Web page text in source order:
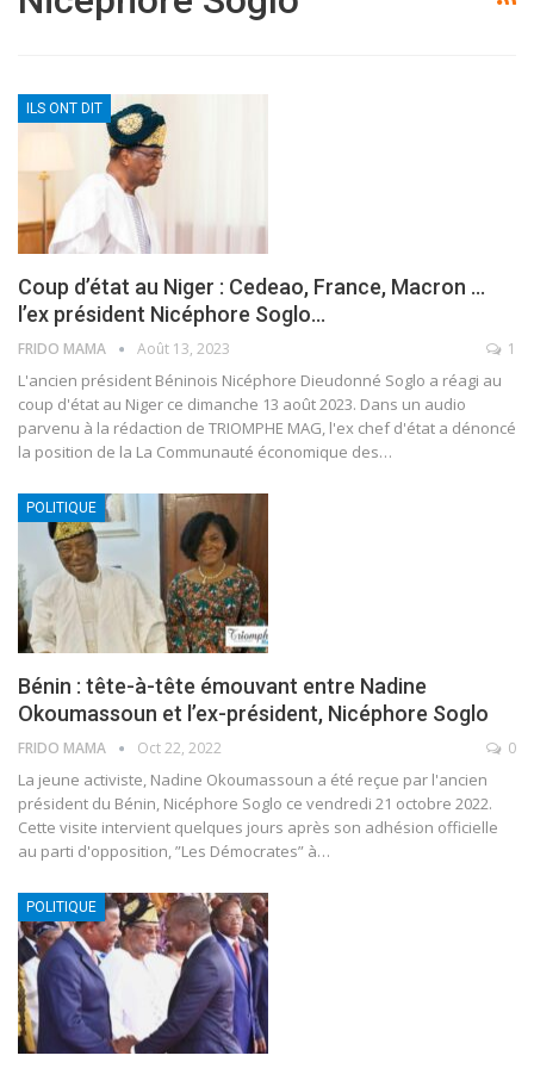
ILS ONT DIT
Coup d’état au Niger : Cedeao, France, Macron …
l’ex président Nicéphore Soglo…
FRIDO MAMA Août 13, 2023 1
L'ancien président Béninois Nicéphore Dieudonné Soglo a réagi au
coup d'état au Niger ce dimanche 13 août 2023. Dans un audio
parvenu à la rédaction de TRIOMPHE MAG, l'ex chef d'état a dénoncé
la position de la La Communauté économique des…
POLITIQUE
Bénin : tête-à-tête émouvant entre Nadine
Okoumassoun et l’ex-président, Nicéphore Soglo
FRIDO MAMA Oct 22, 2022 0
La jeune activiste, Nadine Okoumassoun a été reçue par l'ancien
président du Bénin, Nicéphore Soglo ce vendredi 21 octobre 2022.
Cette visite intervient quelques jours après son adhésion officielle
au parti d'opposition, ”Les Démocrates” à…
POLITIQUE